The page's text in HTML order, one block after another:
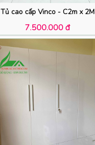
Tủ cao cấp Vinco - C2m x 2M
7.500.000 đ